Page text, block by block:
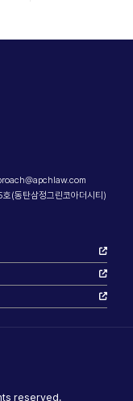
(동탄삼정그린코아더시티)
reserved.